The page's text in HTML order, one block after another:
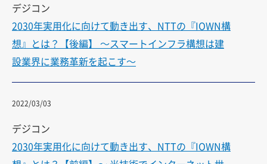
デジコン
2030年実用化に向けて動き出す、NTTの『IOWN構
想』とは？【後編】 〜スマートインフラ構想は建
設業界に業務革新を起こす〜
2022/03/03
デジコン
2030年実用化に向けて動き出す、NTTの『IOWN構